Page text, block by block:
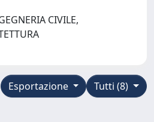
CIVILE,
Tutti (8)
Esportazione